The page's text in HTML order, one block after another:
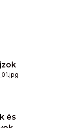
és